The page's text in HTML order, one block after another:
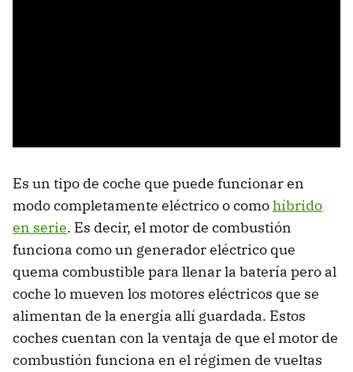
Es un tipo de coche que puede funcionar en
modo completamente eléctrico o comohíbrido
en serie. Es decir, el motor de combustión
funciona como un generador eléctrico que
quema combustible para llenar la batería pero al
coche lo mueven los motores eléctricos que se
alimentan de la energía allí guardada. Estos
coches cuentan con la ventaja de que el motor de
combustión funciona en el régimen de vueltas